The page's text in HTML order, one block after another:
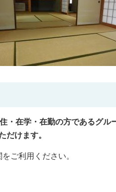
・在学・在勤の方であるグル
けます。
ご利用ください。